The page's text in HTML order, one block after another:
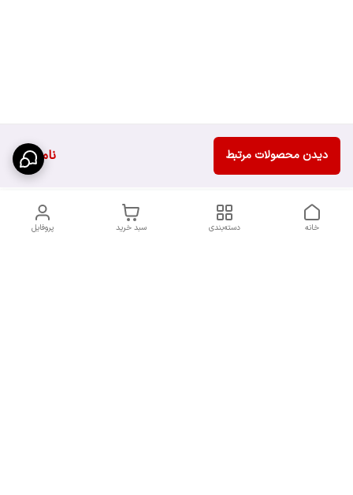
ناموجود دیدن محصولات مرتبط
پروفایل سبد خرید دسته‌بندی خانه